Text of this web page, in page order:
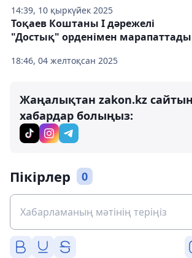
14:39, 10 қыркүйек 2025
18:46, 04 желтоқсан 2025
Тоқаев Коштаны І дәрежелі
"Достық" орденімен марапаттады
Жаңалықтан zakon.kz
хабардар болыңыз:
Пікірлер 0